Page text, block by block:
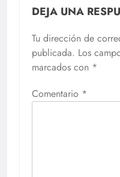
DEJA UNA
Tu dirección de
publicada. Los
marcados con *
Comentario *